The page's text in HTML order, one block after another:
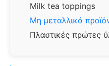
Milk tea toppings
Μη μεταλλικά
Πλαστικές πρώτες